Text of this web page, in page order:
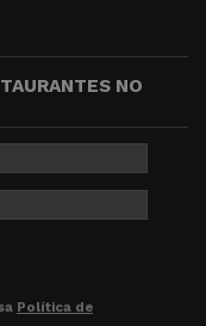
NO
Política de